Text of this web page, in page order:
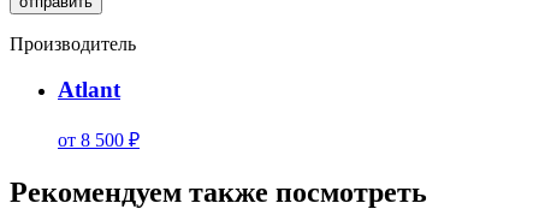
Производитель
Atlant
от 8 500 ₽
Рекомендуем также посмотреть